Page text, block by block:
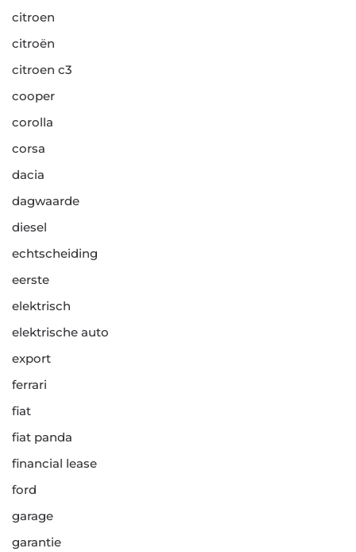
citroen
citroën
citroen c3
cooper
corolla
corsa
dacia
dagwaarde
diesel
echtscheiding
eerste
elektrisch
elektrische auto
export
ferrari
fiat
fiat panda
financial lease
ford
garage
garantie